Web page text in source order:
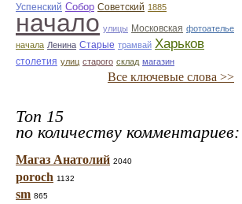
Успенский Собор Советский 1885
начало улицы Московская фотоателье
начала Ленина Старые трамвай Харьков
столетия улиц старого склад магазин
Все ключевые слова >>
Топ 15
по количеству комментариев:
Магаз Анатолий 2040
poroch 1132
sm 865